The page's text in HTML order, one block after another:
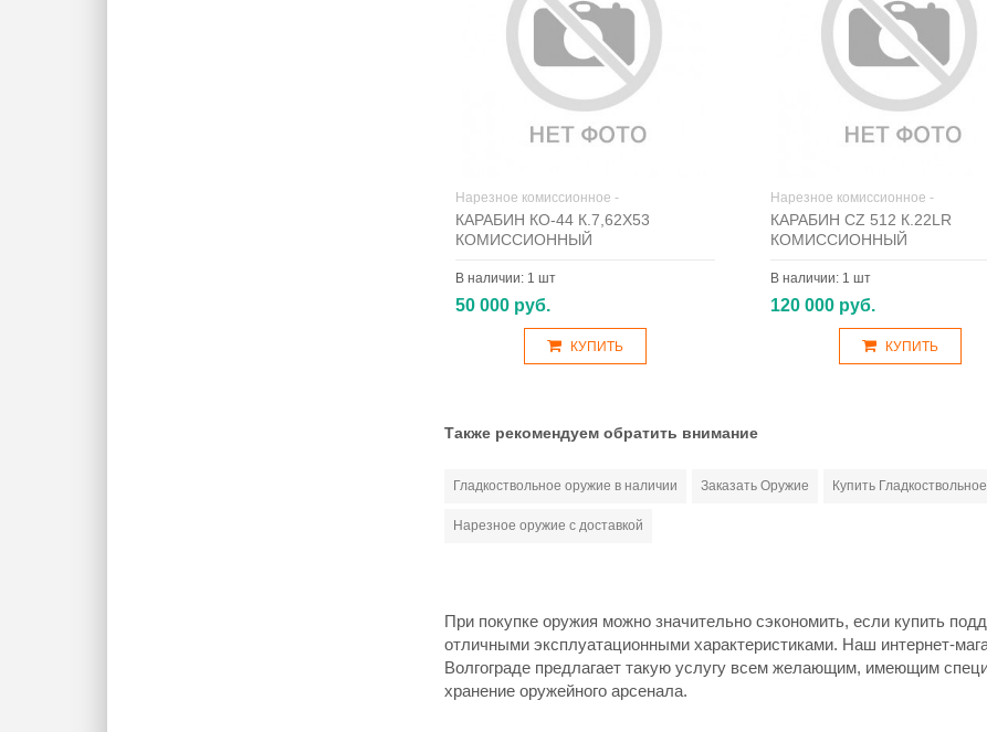
Нарезное комиссионное -
КАРАБИН КО-44 К.7,62Х53
КОМИССИОННЫЙ
В наличии: 1 шт
50 000 руб.
КУПИТЬ
Нарезное комиссионное -
КАРАБИН CZ 512 К.22LR
КОМИССИОННЫЙ
В наличии: 1 шт
120 000 руб.
КУПИТЬ
Также рекомендуем обратить внимание
Гладкоствольное оружие в наличии Заказать Оружие Купить
Нарезное оружие с доставкой
При покупке оружия можно значительно сэкономить, если купить
отличными эксплуатационными характеристиками. Наш интернет-
Волгограде предлагает такую услугу всем желающим, имеющим
хранение оружейного арсенала.